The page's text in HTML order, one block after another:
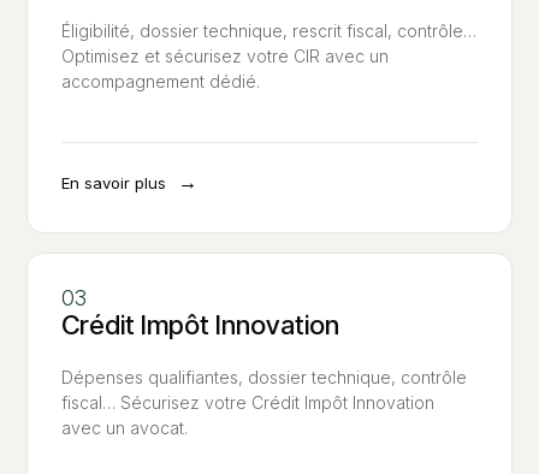
Éligibilité, dossier technique, rescrit fiscal, contrôle…
Optimisez et sécurisez votre CIR avec un
accompagnement dédié.
En savoir plus →
Crédit Impôt Innovation
Dépenses qualifiantes, dossier technique, contrôle
fiscal… Sécurisez votre Crédit Impôt Innovation
avec un avocat.